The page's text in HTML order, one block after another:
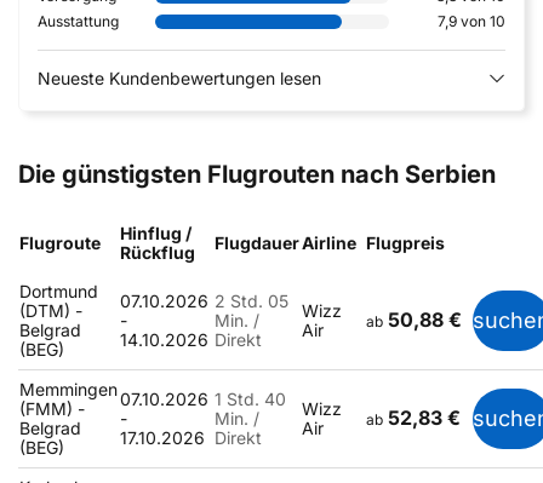
Ausstattung
7,9 von 10
Neueste Kundenbewertungen lesen
Die günstigsten Flugrouten nach Serbien
Flugroute
Hinflug /
Rückflug
FlugdauerAirline Flugpreis
Dortmund
(DTM) -
Belgrad
(BEG)
07.10.2026
-
14.10.2026
2 Std. 05
Min. /
Direkt
Wizz
Air
ab 50,88 €
Memmingen
(FMM) -
Belgrad
(BEG)
07.10.2026
-
17.10.2026
1 Std. 40
Min. /
Direkt
Wizz
Air
ab 52,83 €